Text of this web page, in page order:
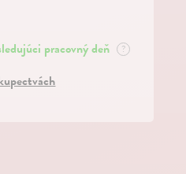
pracovný deň ?